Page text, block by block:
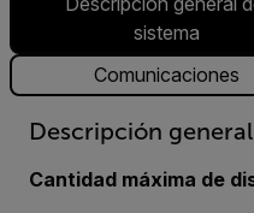
sistema
Comunicaciones
Descripción
Cantidad máxima de